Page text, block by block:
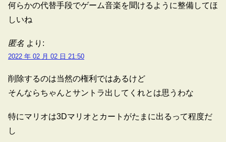
何らかの代替手段でゲーム音楽を聞けるように整備してほ
しいね
匿名 より:
2022 年 02 月 02 日 21:50
削除するのは当然の権利ではあるけど
そんならちゃんとサントラ出してくれとは思うわな
特にマリオは3Dマリオとカートがたまに出るって程度だ
し